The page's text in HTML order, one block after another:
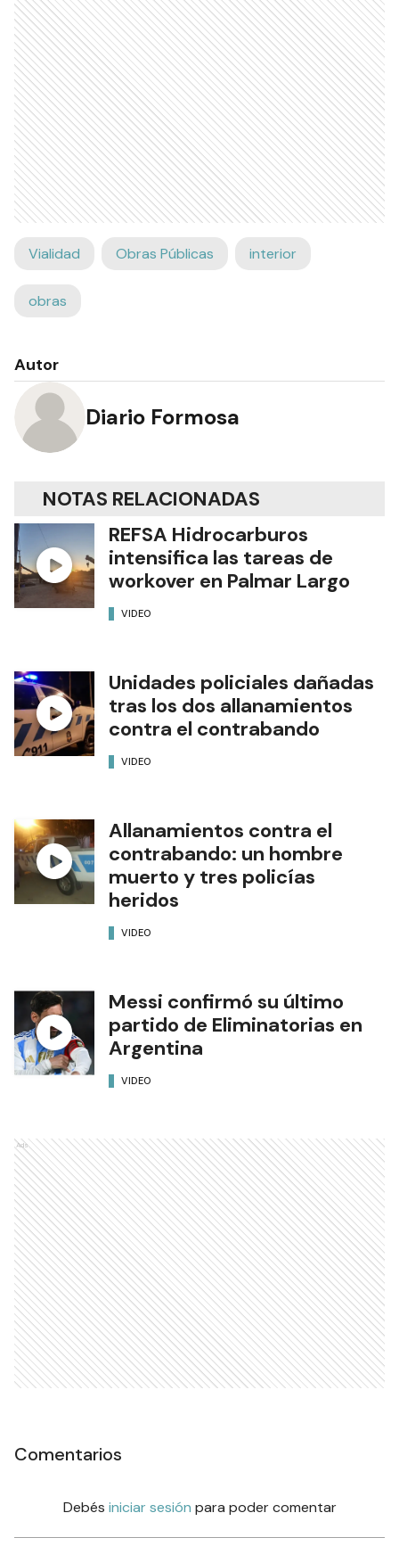
Vialidad Obras Públicas interior
obras
Autor
Diario Formosa
NOTAS RELACIONADAS
REFSA Hidrocarburos
intensifica las tareas de
workover en Palmar Largo
VIDEO
Unidades policiales dañadas
tras los dos allanamientos
contra el contrabando
VIDEO
Allanamientos contra el
contrabando: un hombre
muerto y tres policías
heridos
VIDEO
Messi confirmó su último
partido de Eliminatorias en
Argentina
VIDEO
Ads
Comentarios
Debés iniciar sesión para poder comentar